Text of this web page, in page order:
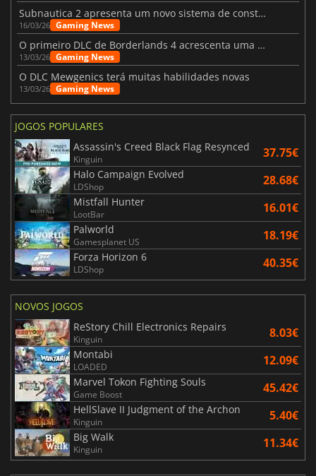
Subnautica 2 apresenta um novo sistema de construção de bases
16/03/26 Gaming News
O primeiro DLC de Borderlands 4 acrescenta uma nova personagem e muito mais
13/03/26 Gaming News
O DLC Mewgenics terá muitas habilidades novas
13/03/26 Gaming News
JOGOS POPULARES
Assassin's Creed Black Flag Resynced
Kinguin 37.75€
Halo Campaign Evolved
LDShop 28.68€
Mistfall Hunter
LootBar 16.01€
Palworld
Gamesplanet US 18.19€
Forza Horizon 6
LDShop 40.35€
NOVOS JOGOS
ReStory Chill Electronics Repairs
Kinguin 8.03€
Montabi
LOADED 12.09€
Marvel Tokon Fighting Souls
Game Boost 45.42€
HellSlave II Judgment of the Archon
Kinguin 5.40€
Big Walk
Kinguin 11.34€